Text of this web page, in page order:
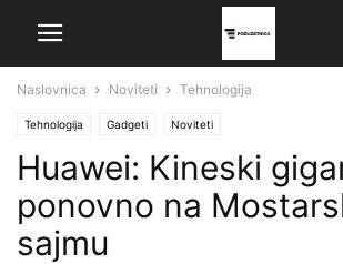
Naslovnica Noviteti Tehnologija
Tehnologija Gadgeti Noviteti
Huawei: Kineski
ponovno na
sajmu